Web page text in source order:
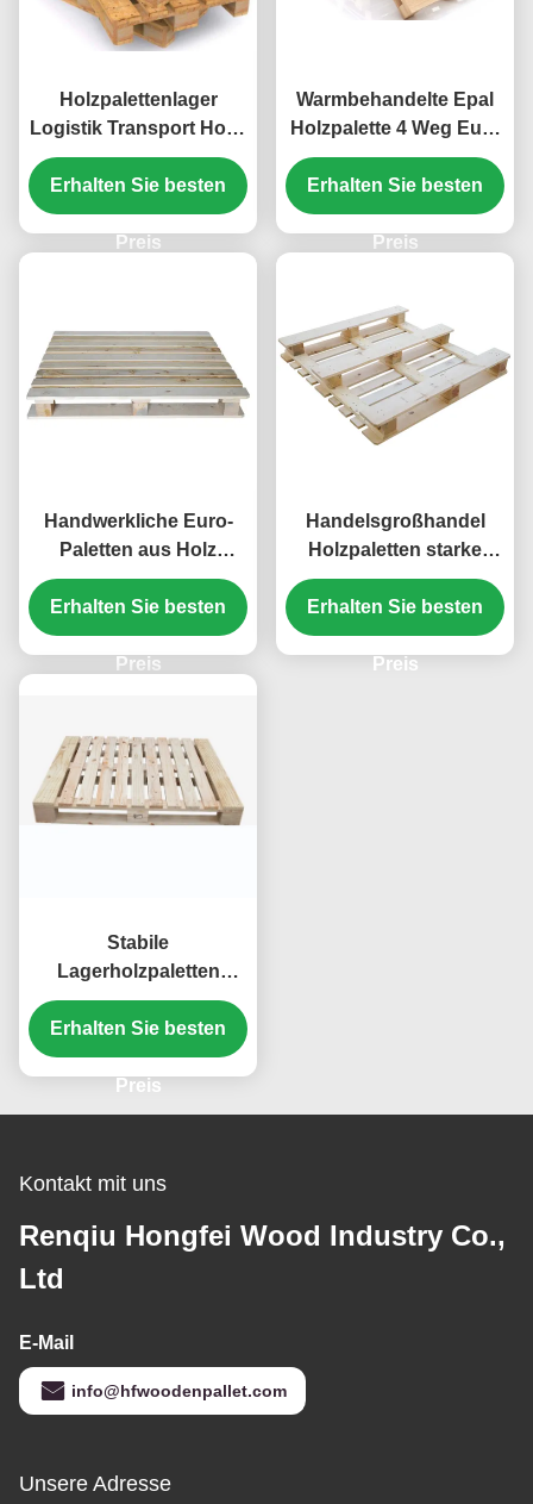
Holzpalettenlager
Logistik Transport Holz-
Euro-Paletten
Erhalten Sie besten
Preis
Warmbehandelte Epal
Holzpalette 4 Weg Euro
Holzpaletten
Kieferholzpalette
Erhalten Sie besten
Preis
Handwerkliche Euro-
Paletten aus Holz
Holzpaletten-Platten-Set
Langlebige Epal-Pallets
aus Holz
Erhalten Sie besten
Preis
Handelsgroßhandel
Holzpaletten starke
robuste Struktur
Wärmebehandelte
Paletten
Erhalten Sie besten
Preis
Stabile
Lagerholzpaletten
Schäden verhindern
Erhalten Sie besten
Preis
Kontakt mit uns
Renqiu Hongfei Wood Industry Co.,
Ltd
E-Mail
info@hfwoodenpallet.com
Unsere Adresse